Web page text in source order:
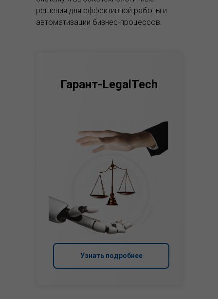
решения для эффективной работы и
автоматизации бизнес-процессов.
Узнать подробнее
Гарант-LegalTech